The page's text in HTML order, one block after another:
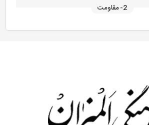
2- مقاومت